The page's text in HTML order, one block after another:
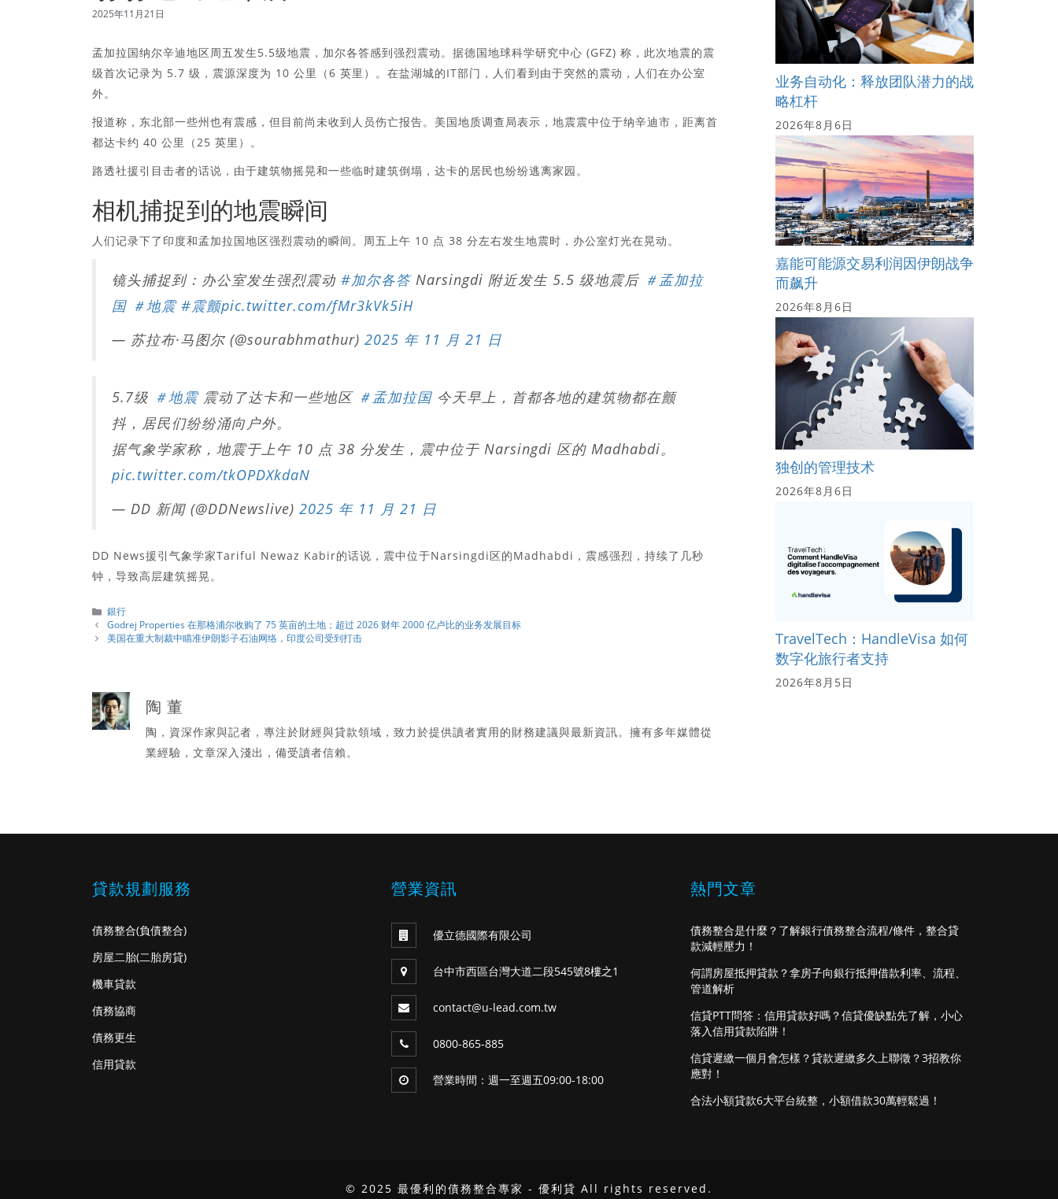
2025年11月21日
孟加拉国纳尔辛迪地区周五发生5.5级地震，加尔各答感到强烈震动。据德国地球科学研究中心 (GFZ) 称，此次地震的震
级首次记录为 5.7 级，震源深度为 10 公里（6 英里）。在盐湖城的IT部门，人们看到由于突然的震动，人们在办公室
外。
报道称，东北部一些州也有震感，但目前尚未收到人员伤亡报告。美国地质调查局表示，地震震中位于纳辛迪市，距离首
都达卡约 40 公里（25 英里）。
路透社援引目击者的话说，由于建筑物摇晃和一些临时建筑倒塌，达卡的居民也纷纷逃离家园。
相机捕捉到的地震瞬间
人们记录下了印度和孟加拉国地区强烈震动的瞬间。周五上午 10 点 38 分左右发生地震时，办公室灯光在晃动。
镜头捕捉到：办公室发生强烈震动 #加尔各答Narsingdi 附近发生 5.5 级地震后 ＃孟加拉
国 ＃地震 #震颤pic.twitter.com/fMr3kVk5iH
— 苏拉布·马图尔 (@sourabhmathur) 2025 年 11 月 21 日
5.7级 ＃地震震动了达卡和一些地区 ＃孟加拉国 今天早上，首都各地的建筑物都在颤
抖，居民们纷纷涌向户外。
据气象学家称，地震于上午 10 点 38 分发生，震中位于 Narsingdi 区的 Madhabdi。
pic.twitter.com/tkOPDXkdaN
— DD 新闻 (@DDNewslive) 2025 年 11 月 21 日
DD News援引气象学家Tariful Newaz Kabir的话说，震中位于Narsingdi区的Madhabdi，震感强烈，持续了几秒
钟，导致高层建筑摇晃。
分
類
銀行
Godrej Properties 在那格浦尔收购了 75 英亩的土地；超过 2026 财年 2000 亿卢比的业务发展目标
美国在重大制裁中瞄准伊朗影子石油网络，印度公司受到打击
陶 董
陶，資深作家與記者，專注於財經與貸款領域，致力於提供讀者實用的財務建議與最新資訊。擁有多年媒體從
業經驗，文章深入淺出，備受讀者信賴。
业务自动化：释放团队潜力的战
略杠杆
2026年8月6日
嘉能可能源交易利润因伊朗战争
而飙升
2026年8月6日
独创的管理技术
2026年8月6日
TravelTech：HandleVisa 如何
数字化旅行者支持
2026年8月5日
貸款規劃服務
債務整合(負債整合)
房屋二胎(二胎房貸)
機車貸款
債務協商
債務更生
信用貸款
營業資訊
優立德國際有限公司
台中市西區台灣大道二段545號8樓之1
contact@u-lead.com.tw
0800-865-885
營業時間：週一至週五09:00-18:00
熱門文章
債務整合是什麼？了解銀行債務整合流程/條件，整合貸
款減輕壓力！
何謂房屋抵押貸款？拿房子向銀行抵押借款利率、流程、
管道解析
信貸PTT問答：信用貸款好嗎？信貸優缺點先了解，小心
落入信用貸款陷阱！
信貸遲繳一個月會怎樣？貸款遲繳多久上聯徵？3招教你
應對！
合法小額貸款6大平台統整，小額借款30萬輕鬆過！
© 2025 最優利的債務整合專家 - 優利貸 All rights reserved.